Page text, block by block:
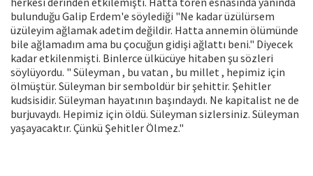
bulunduğu Galip Erdem'e söylediği "Ne kadar üzülürsem
üzüleyim ağlamak adetim değildir. Hatta annemin ölümünde
bile ağlamadım ama bu çocuğun gidişi ağlattı beni." Diyecek
kadar etkilenmişti. Binlerce ülkücüye hitaben şu sözleri
söylüyordu. " Süleyman , bu vatan , bu millet , hepimiz için
ölmüştür. Süleyman bir semboldür bir şehittir. Şehitler
kudsisidir. Süleyman hayatının başındaydı. Ne kapitalist ne de
burjuvaydı. Hepimiz için öldü. Süleyman sizlersiniz. Süleyman
yaşayacaktır. Çünkü Şehitler Ölmez."